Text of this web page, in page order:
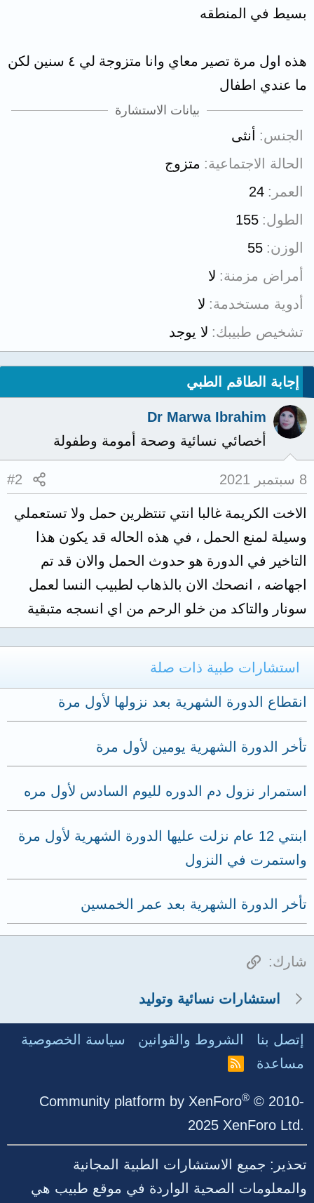
بسيط في المنطقه
هذه اول مرة تصير معاي وانا متزوجة لي ٤ سنين لكن
ما عندي اطفال
بيانات الاستشارة
الجنس
أنثى
الحالة الاجتماعية
متزوج
العمر
24
الطول 155
الوزن 55
أمراض مزمنة لا
أدوية مستخدمة لا
تشخيص طبيبك لا يوجد
إجابة الطاقم الطبي
Dr Marwa Ibrahim
أخصائي نسائية وصحة أمومة وطفولة
8 سبتمبر 2021 #2
الاخت الكريمة غالبا انتي تنتظرين حمل ولا تستعملي
وسيلة لمنع الحمل ، في هذه الحاله قد يكون هذا
التاخير في الدورة هو حدوث الحمل والان قد تم
اجهاضه ، انصحك الان بالذهاب لطبيب النسا لعمل
سونار والتاكد من خلو الرحم من اي انسجه متبقية
استشارات طبية ذات صلة
انقطاع الدورة الشهرية بعد نزولها لأول مرة
تأخر الدورة الشهرية يومين لأول مرة
استمرار نزول دم الدوره لليوم السادس لأول مره
ابنتي 12 عام نزلت عليها الدورة الشهرية لأول مرة
واستمرت في النزول
تأخر الدورة الشهرية بعد عمر الخمسين
شارك: الرابط
استشارات نسائية وتوليد
إتصل بنا الشروط والقوانين
سياسة الخصوصية
مساعدة
R
Community platform by XenForo® © 2010-
2025 XenForo Ltd.
تحذير: جميع الاستشارات الطبية المجانية
والمعلومات الصحية الواردة في موقع طبيب هي